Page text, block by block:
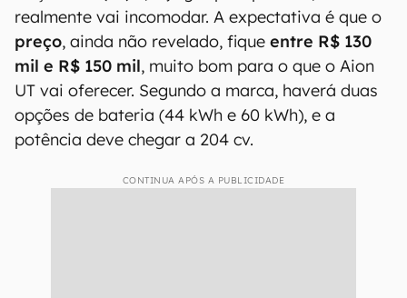
realmente vai incomodar. A expectativa é que o
preço, ainda não revelado, fique entre R$ 130
mil e R$ 150 mil, muito bom para o que o Aion
UT vai oferecer. Segundo a marca, haverá duas
opções de bateria (44 kWh e 60 kWh), e a
potência deve chegar a 204 cv.
CONTINUA APÓS A PUBLICIDADE